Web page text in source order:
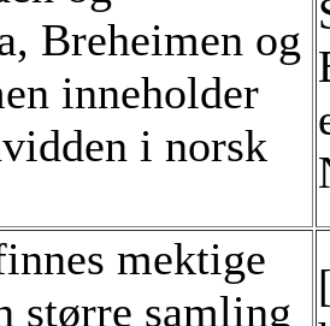
Breheimen og
inneholder
i norsk
mektige
større samling